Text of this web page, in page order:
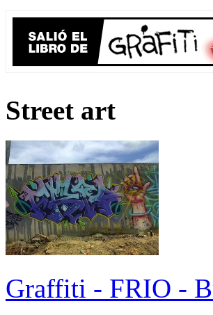
Street art
Graffiti - FRIO -